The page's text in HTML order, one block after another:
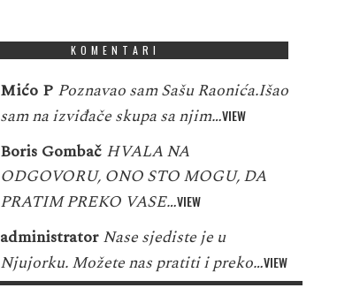
KOMENTARI
Mićo P Poznavao sam Sašu Raonića.Išao
sam na izviđače skupa sa njim…VIEW
Boris Gombač HVALA NA
ODGOVORU, ONO STO MOGU, DA
PRATIM PREKO VASE…VIEW
administrator Nase sjediste je u
Njujorku. Možete nas pratiti i preko…VIEW